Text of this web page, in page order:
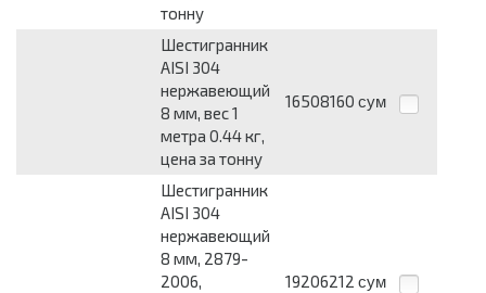
тонну
Шестигранник
AISI 304
нержавеющий
8 мм, вес 1
метра 0.44 кг,
цена за тонну
16508160 сум
Шестигранник
AISI 304
нержавеющий
8 мм, 2879-
2006,
19206212 сум